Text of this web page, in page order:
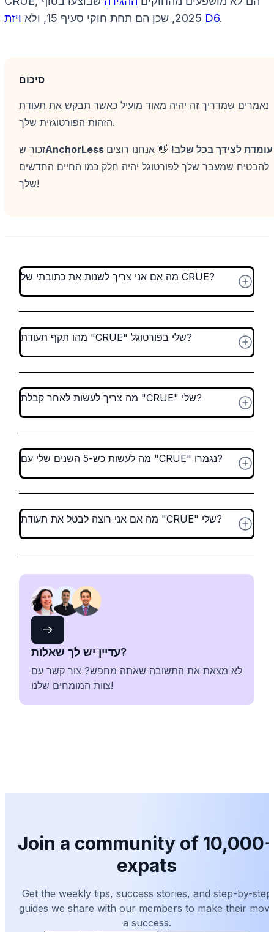
2025, שכן הם תחת חוקי סעיף 15, ולא ויזת D6.
סיכום
נאמרים שמדריך זה יהיה מאוד מועיל כאשר תבקש את תעודת
הזהות הפורטוגזית שלך.
זכור ש AnchorLess עומדת לצידך בכל שלב! 👋 אנחנו רוצים
להבטיח שמעבר שלך לפורטוגל יהיה חלק כמו החיים החדשים
שלך!
מה אם אני צריך לשנות את כתובתי של CRUE?
מהו תקף תעודת "CRUE" שלי בפורטוגל?
מה צריך לעשות לאחר קבלת "CRUE" שלי?
מה לעשות כש-5 השנים שלי עם "CRUE" נגמרו?
מה אם אני רוצה לבטל את תעודת "CRUE" שלי?
עדיין יש לך שאלות?
לא מצאת את התשובה שאתה מחפש? צור קשר עם
צוות המומחים שלנו!
Join a community of
expats
Get the weekly tips, success stories, and step-by-step
guides we share with our members to make their
a success.